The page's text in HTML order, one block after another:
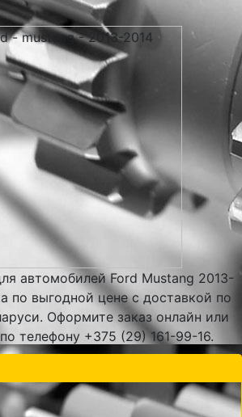
автомобилей Ford Mustang 2013-
по выгодной цене с доставкой по
Оформите заказ онлайн или
телефону +375 (29) 161-99-16.